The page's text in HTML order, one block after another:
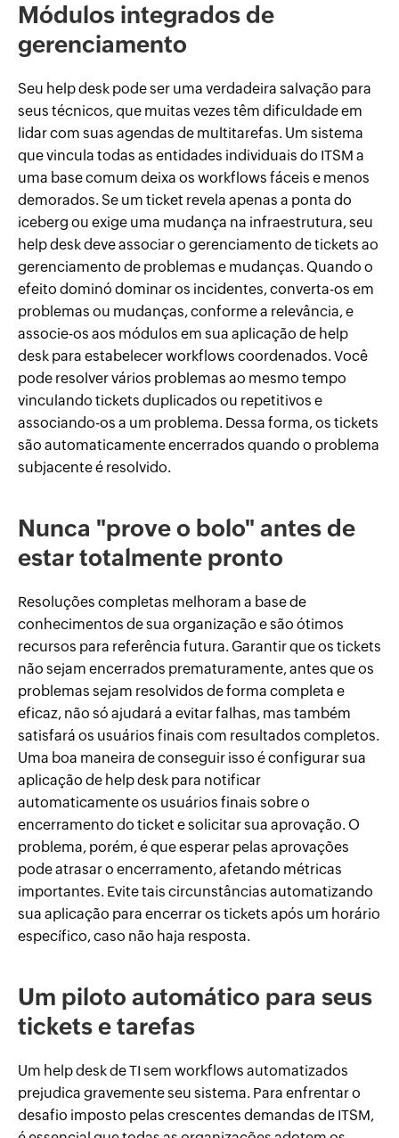
Módulos integrados de
gerenciamento
Seu help desk pode ser uma verdadeira salvação para
seus técnicos, que muitas vezes têm dificuldade em
lidar com suas agendas de multitarefas. Um sistema
que vincula todas as entidades individuais do ITSM a
uma base comum deixa os workflows fáceis e menos
demorados. Se um ticket revela apenas a ponta do
iceberg ou exige uma mudança na infraestrutura, seu
help desk deve associar o gerenciamento de tickets ao
gerenciamento de problemas e mudanças. Quando o
efeito dominó dominar os incidentes, converta-os em
problemas ou mudanças, conforme a relevância, e
associe-os aos módulos em sua aplicação de help
desk para estabelecer workflows coordenados. Você
pode resolver vários problemas ao mesmo tempo
vinculando tickets duplicados ou repetitivos e
associando-os a um problema. Dessa forma, os tickets
são automaticamente encerrados quando o problema
subjacente é resolvido.
Nunca "prove o bolo" antes de
estar totalmente pronto
Resoluções completas melhoram a base de
conhecimentos de sua organização e são ótimos
recursos para referência futura. Garantir que os tickets
não sejam encerrados prematuramente, antes que os
problemas sejam resolvidos de forma completa e
eficaz, não só ajudará a evitar falhas, mas também
satisfará os usuários finais com resultados completos.
Uma boa maneira de conseguir isso é configurar sua
aplicação de help desk para notificar
automaticamente os usuários finais sobre o
encerramento do ticket e solicitar sua aprovação. O
problema, porém, é que esperar pelas aprovações
pode atrasar o encerramento, afetando métricas
importantes. Evite tais circunstâncias automatizando
sua aplicação para encerrar os tickets após um horário
específico, caso não haja resposta.
Um piloto automático para seus
tickets e tarefas
Um help desk de TI sem workflows automatizados
prejudica gravemente seu sistema. Para enfrentar o
desafio imposto pelas crescentes demandas de ITSM,